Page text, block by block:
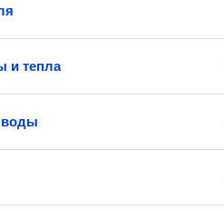
и тепла
воды